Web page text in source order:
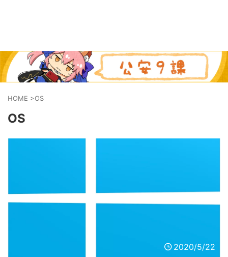
HOME >OS
OS
2020/5/22